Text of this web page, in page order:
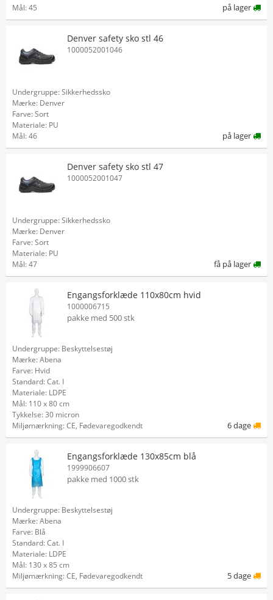
Mål: 45
på lager
Denver safety sko stl 46
1000052001046
Undergruppe: Sikkerhedssko
Mærke: Denver
Farve: Sort
Materiale: PU
Mål: 46
på lager
Denver safety sko stl 47
1000052001047
Undergruppe: Sikkerhedssko
Mærke: Denver
Farve: Sort
Materiale: PU
Mål: 47
få på lager
Engangsforklæde 110x80cm hvid
1000006715
pakke med 500 stk
Undergruppe: Beskyttelsestøj
Mærke: Abena
Farve: Hvid
Standard: Cat. I
Materiale: LDPE
Mål: 110 x 80 cm
Tykkelse: 30 micron
Miljømærkning: CE, Fødevaregodkendt
6 dage
Engangsforklæde 130x85cm blå
1999906607
pakke med 1000 stk
Undergruppe: Beskyttelsestøj
Mærke: Abena
Farve: Blå
Standard: Cat. I
Materiale: LDPE
Mål: 130 x 85 cm
Miljømærkning: CE, Fødevaregodkendt
5 dage